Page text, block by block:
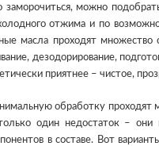
заморочиться, можно
отжима и по
масла проходят множество
дезодорирование,
приятнее – чистое,
обработку проходят
один недостаток –
в составе. Вот